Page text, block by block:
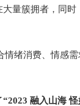
量簇拥者，同时
绪消费、情感
“2023 融入山海